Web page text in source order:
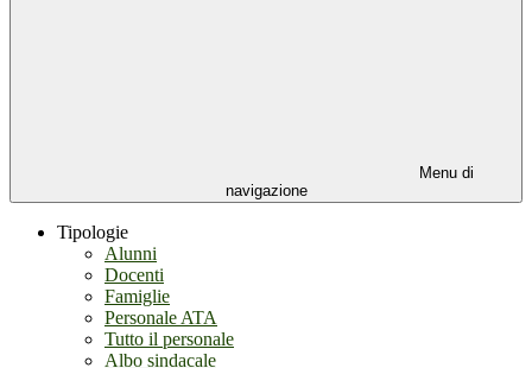
Menu di
navigazione
Tipologie
Alunni
Docenti
Famiglie
Personale ATA
Tutto il personale
Albo sindacale